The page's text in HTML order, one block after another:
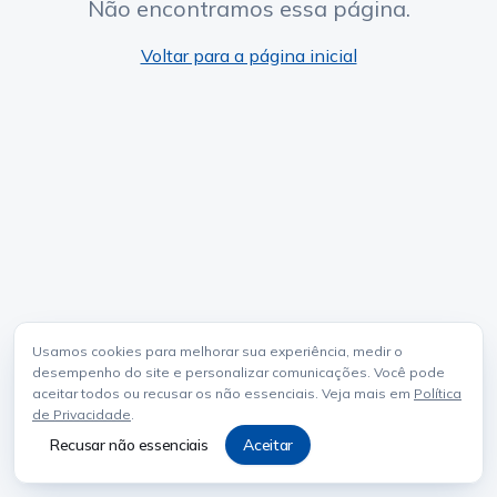
Usamos cookies para melhorar sua experiência, medir o
desempenho do site e personalizar comunicações. Você pode
aceitar todos ou recusar os não essenciais. Veja mais em Política
de Privacidade.
Recusar não essenciais Aceitar
Não encontramos essa página.
Voltar para a página inicial